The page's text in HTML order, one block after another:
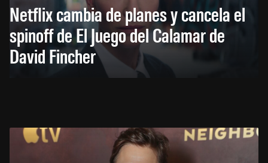
Netflix cambia de planes y cancela el
spinoff de El Juego del Calamar de
David Fincher